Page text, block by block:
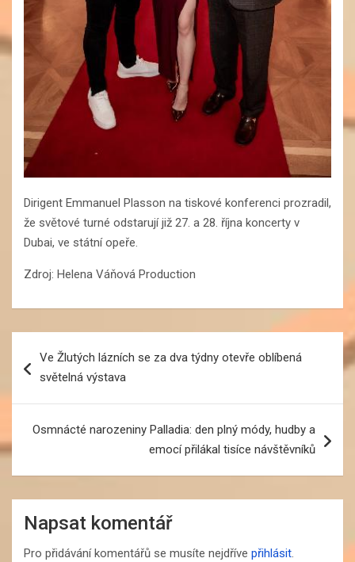
Dirigent Emmanuel Plasson na tiskové konferenci prozradil,
že světové turné odstarují již 27. a 28. října koncerty v
Dubai, ve státní opeře.
Zdroj: Helena Váňová Production
pro
příspěvek
Ve Žlutých lázních se za dva týdny otevře oblíbená
světelná výstava
Osmnácté narozeniny Palladia: den plný módy, hudby a
emocí přilákal tisíce návštěvníků
Napsat komentář
Pro přidávání komentářů se musíte nejdříve přihlásit.